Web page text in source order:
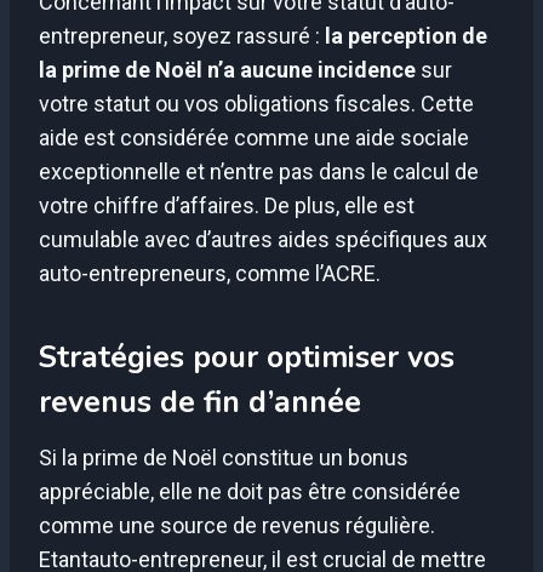
entrepreneur, soyez rassuré : la perception de
la prime de Noël n’a aucune incidence sur
votre statut ou vos obligations fiscales. Cette
aide est considérée comme une aide sociale
exceptionnelle et n’entre pas dans le calcul de
votre chiffre d’affaires. De plus, elle est
cumulable avec d’autres aides spécifiques aux
auto-entrepreneurs, comme l’ACRE.
Stratégies pour optimiser vos
revenus de fin d’année
Si la prime de Noël constitue un bonus
appréciable, elle ne doit pas être considérée
comme une source de revenus régulière.
Etantauto-entrepreneur, il est crucial de mettre